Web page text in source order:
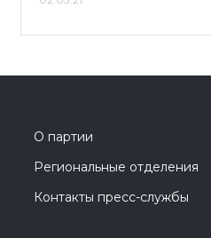
О партии
Региональные отделения
Контакты пресс-службы